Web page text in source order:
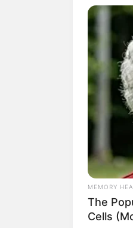
MEMORY
The
Cells